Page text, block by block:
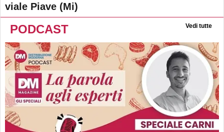
viale Piave (Mi)
PODCAST Vedi tutte